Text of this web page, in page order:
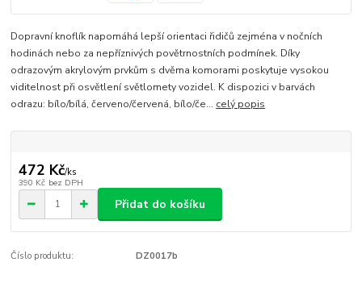
Dopravní knoflík napomáhá lepší orientaci řidičů zejména v nočních
hodinách nebo za nepříznivých povětrnostních podmínek. Díky
odrazovým akrylovým prvkům s dvěma komorami poskytuje vysokou
viditelnost při osvětlení světlomety vozidel. K dispozici v barvách
odrazu: bílo/bílá, červeno/červená, bílo/če... celý popis
472 Kč/ks
390 Kč bez DPH
Přidat do košíku
Číslo produktu: DZ0017b